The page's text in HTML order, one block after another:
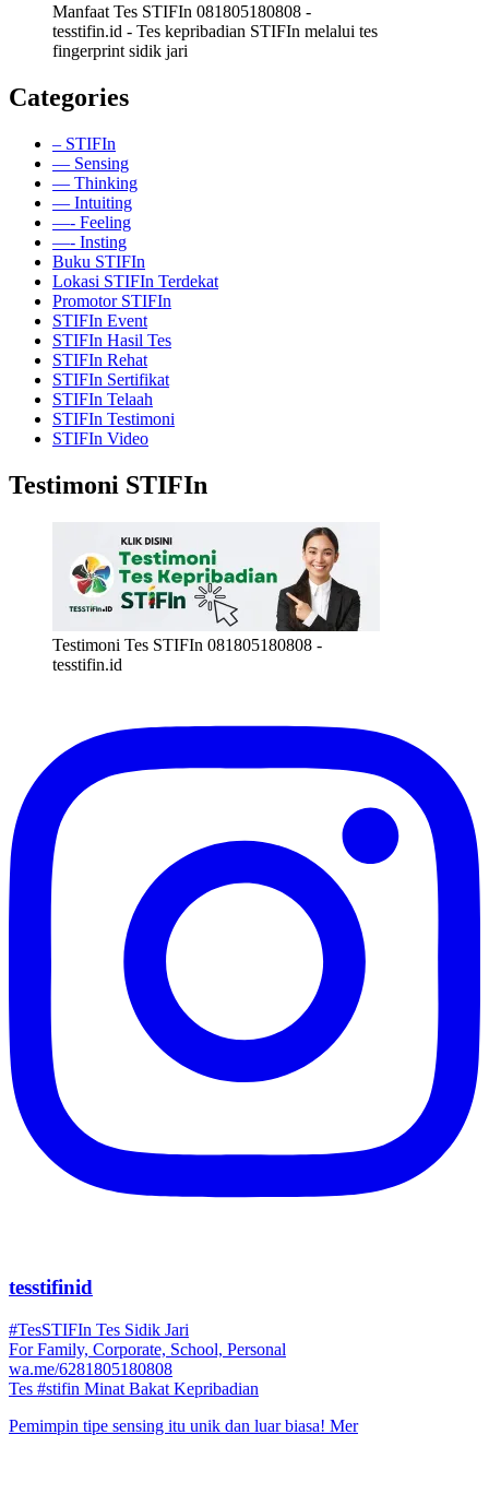
Manfaat Tes STIFIn 081805180808 -
tesstifin.id - Tes kepribadian STIFIn melalui tes
fingerprint sidik jari
Categories
– STIFIn
— Sensing
— Thinking
— Intuiting
—- Feeling
—- Insting
Buku STIFIn
Lokasi STIFIn Terdekat
Promotor STIFIn
STIFIn Event
STIFIn Hasil Tes
STIFIn Rehat
STIFIn Sertifikat
STIFIn Telaah
STIFIn Testimoni
STIFIn Video
Testimoni STIFIn
Testimoni Tes STIFIn 081805180808 -
tesstifin.id
tesstifinid
#TesSTIFIn Tes Sidik Jari
For Family, Corporate, School, Personal
wa.me/6281805180808
Tes #stifin Minat Bakat Kepribadian
Pemimpin tipe sensing itu unik dan luar biasa! Mer